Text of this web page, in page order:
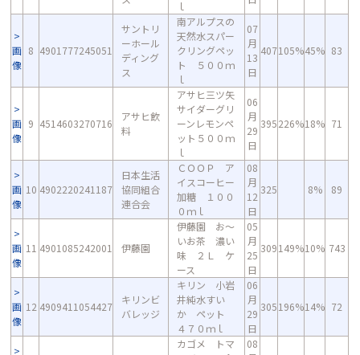
ｌ
画
像
8 4901777245051
サントリ
ーホール
ディング
ス
南アルプスの
天然水スパー
クリングペッ
ト ５００ｍ
ｌ
07
月
13
日
407105%45% 83
画
像
9 4514603270716
アサヒ飲
料
アサヒ三ツ矢
サイダーグリ
ーンレモンペ
ット５００ｍ
ｌ
06
月
29
日
395226%18% 71
画
像
10 4902220241187
日本生活
協同組合
連合会
ＣＯＯＰ ア
イスコーヒー
加糖 １００
０ｍｌ
08
月
12
日
325 8% 89
画
像
11 4901085242001 伊藤園
伊藤園 お～
いお茶 濃い
味 ２Ｌ ケ
ース
05
月
25
日
309149%10% 743
画
像
12 4909411054427
キリンビ
バレッジ
キリン 小岩
井純水すい
か ペット
４７０ｍｌ
06
月
29
日
305196%14% 72
カゴメ トマ
08